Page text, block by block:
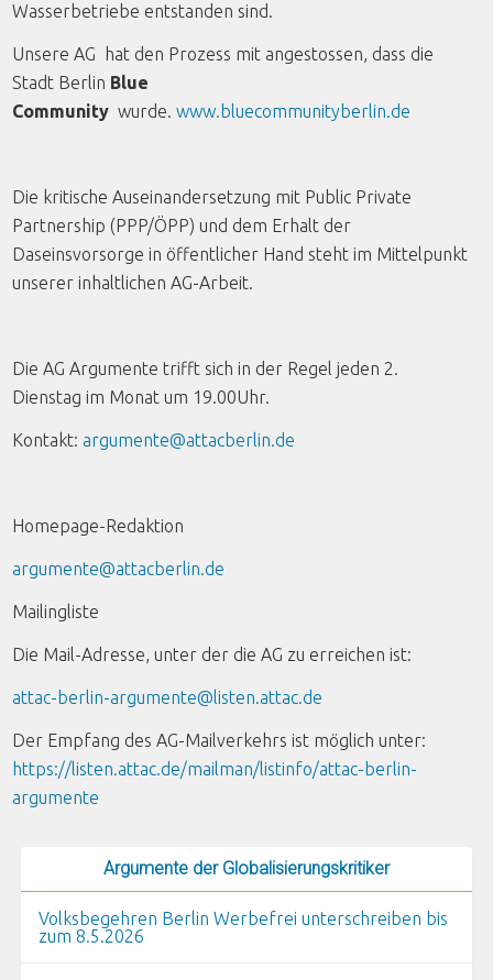
Wasserbetriebe entstanden sind.
Unsere AG hat den Prozess mit angestossen, dass die
Stadt Berlin Blue
Community wurde.www.bluecommunityberlin.de
Die kritische Auseinandersetzung mit Public Private
Partnership (PPP/ÖPP) und dem Erhalt der
Daseinsvorsorge in öffentlicher Hand steht im Mittelpunkt
unserer inhaltlichen AG-Arbeit.
Die AG Argumente trifft sich in der Regel jeden 2.
Dienstag im Monat um 19.00Uhr.
Kontakt: argumente@attacberlin.de
Homepage-Redaktion
argumente@attacberlin.de
Mailingliste
Die Mail-Adresse, unter der die AG zu erreichen ist:
attac-berlin-argumente@listen.attac.de
Der Empfang des AG-Mailverkehrs ist möglich unter:
https://listen.attac.de/mailman/listinfo/attac-berlin-
argumente
Argumente der Globalisierungskritiker
Volksbegehren Berlin Werbefrei unterschreiben bis
zum 8.5.2026